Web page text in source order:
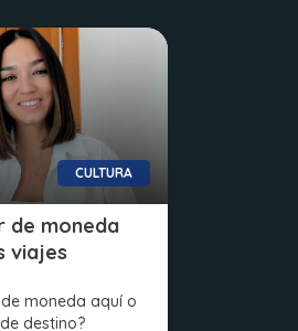
CULTURA
de moneda
viajes
moneda aquí o
destino?